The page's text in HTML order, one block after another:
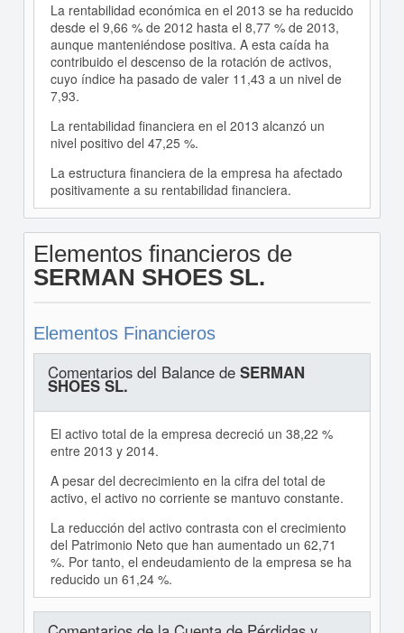
La rentabilidad económica en el 2013 se ha reducido
desde el 9,66 % de 2012 hasta el 8,77 % de 2013,
aunque manteniéndose positiva. A esta caída ha
contribuido el descenso de la rotación de activos,
cuyo índice ha pasado de valer 11,43 a un nivel de
7,93.
La rentabilidad financiera en el 2013 alcanzó un
nivel positivo del 47,25 %.
La estructura financiera de la empresa ha afectado
positivamente a su rentabilidad financiera.
Elementos financieros de
SERMAN SHOES SL.
Elementos Financieros
Comentarios del Balance de SERMAN
SHOES SL.
El activo total de la empresa decreció un 38,22 %
entre 2013 y 2014.
A pesar del decrecimiento en la cifra del total de
activo, el activo no corriente se mantuvo constante.
La reducción del activo contrasta con el crecimiento
del Patrimonio Neto que han aumentado un 62,71
%. Por tanto, el endeudamiento de la empresa se ha
reducido un 61,24 %.